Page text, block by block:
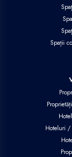
Spații
Hoteluri /